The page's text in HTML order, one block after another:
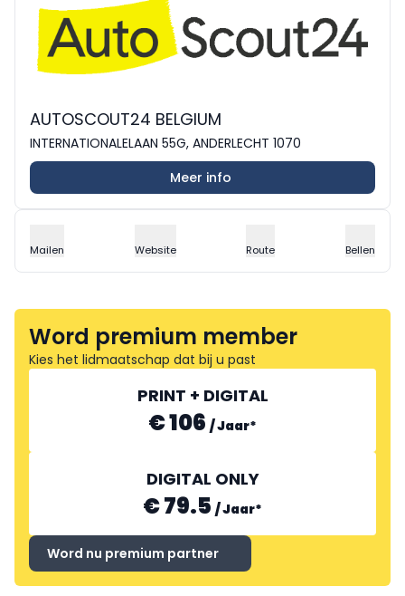
AUTOSCOUT24 BELGIUM
INTERNATIONALELAAN 55G, ANDERLECHT 1070
Meer info
Mailen Website Route Bellen
Word premium member
Kies het lidmaatschap dat bij u past
PRINT + DIGITAL
€ 106 /Jaar*
DIGITAL ONLY
€ 79.5 /Jaar*
Word nu premium partner